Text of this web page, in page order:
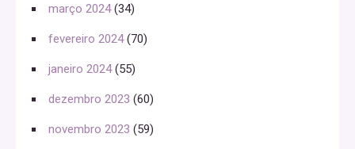
março 2024(34)
fevereiro 2024(70)
janeiro 2024(55)
dezembro 2023 (60)
novembro 2023 (59)